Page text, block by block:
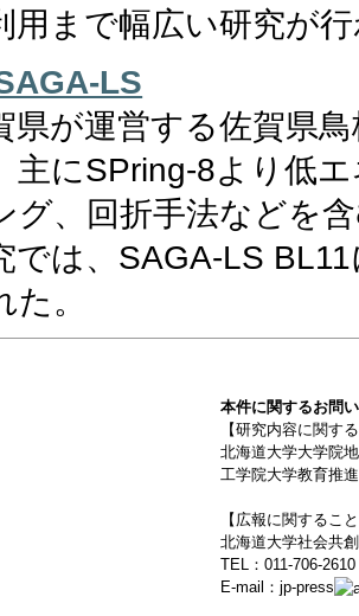
用まで幅広い研究が
LS
県が運営する佐賀県
主にSPring-8より低
グ、回折手法などを
では、SAGA-LS
た。
本件に関するお問
【研究内容に関す
北海道大学大学院
工学院大学教育推
【広報に関するこ
北海道大学社会共
TEL：011-706-2610
E-mail：jp-press